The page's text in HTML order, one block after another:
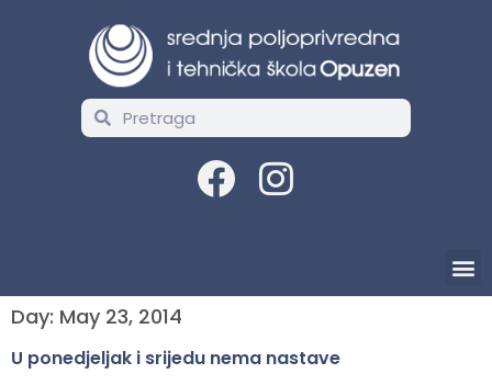
Day: May 23, 2014
U ponedjeljak i srijedu nema nastave